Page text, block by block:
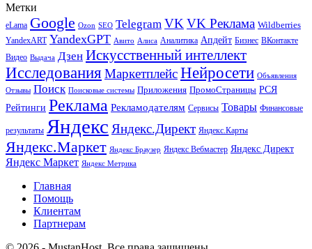
Метки
eLama Google Ozon SEO Telegram VK VK Реклама Wildberries
YandexART YandexGPT Авито Алиса Аналитика Апдейт Бизнес ВКонтакте
Видео Выдача Дзен Искусственный интеллект
Исследования МаркетплейсНейросети Объявления
Отзывы Поиск Поисковые системы Приложения ПромоСтраницы РСЯ
Рейтинги Реклама Рекламодателям Сервисы Товары Финансовые
результаты Яндекс Яндекс.Директ Яндекс.Карты
Яндекс.Маркет Яндекс Браузер Яндекс Вебмастер Яндекс Директ
Яндекс Маркет Яндекс Метрика
Главная
Помощь
Клиентам
Партнерам